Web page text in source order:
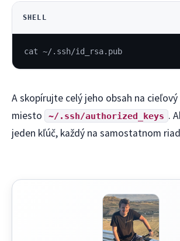
SHELL
cat ~/.ssh/id_rsa.pub
A skopírujte celý jeho obsah na cieľový
miesto
~/.ssh/authorized_keys .
jeden kľúč, každý na samostatnom